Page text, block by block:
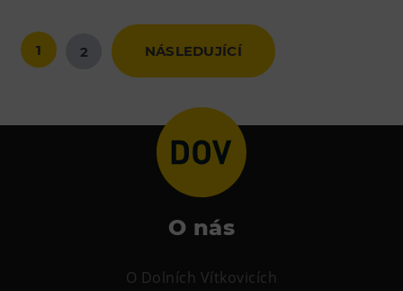
1 2 NÁSLEDUJÍCÍ
O nás
O Dolních Vítkovicích